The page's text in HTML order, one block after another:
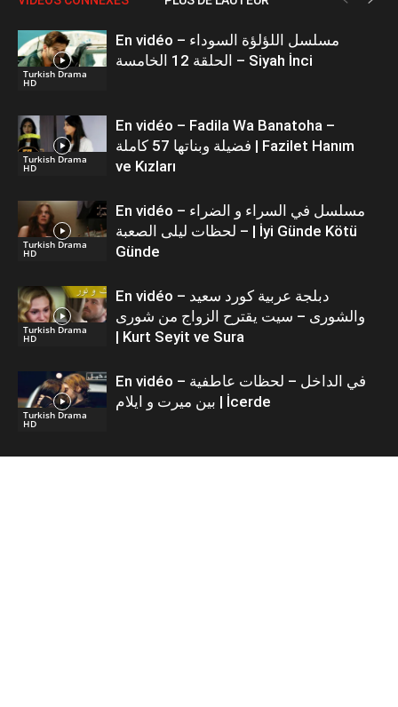
Turkish Drama
HD
En vidéo – مسلسل اللؤلؤة السوداء
الحلقة 12 الخامسة – Siyah İnci
Turkish Drama
HD
En vidéo – Fadila Wa Banatoha –
فضيلة وبناتها 57 كاملة | Fazilet Hanım
ve Kızları
Turkish Drama
HD
En vidéo – مسلسل في السراء و الضراء
– لحظات ليلى الصعبة | İyi Günde Kötü
Günde
Turkish Drama
HD
En vidéo – دبلجة عربية كورد سعيد
والشورى – سيت يقترح الزواج من شورى
| Kurt Seyit ve Sura
Turkish Drama
HD
En vidéo – في الداخل – لحظات عاطفية
بين ميرت و ايلام | İcerde